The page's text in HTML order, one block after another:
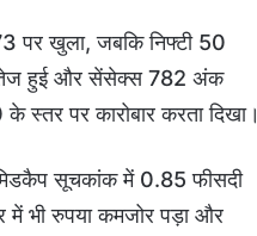
पर खुला, जबकि निफ्टी 50
तेज हुई और सेंसेक्स 782 अंक
पर कारोबार करता दिखा।
सूचकांक में 0.85 फीसदी
में भी रुपया कमजोर पड़ा और